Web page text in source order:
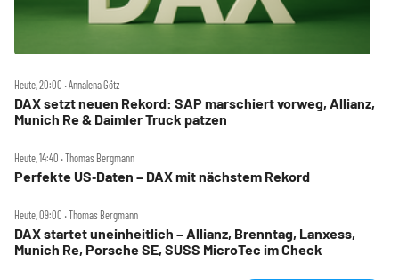
Heute, 20:00 ‧ Annalena Götz
DAX setzt neuen Rekord: SAP marschiert vorweg, Allianz,
Munich Re & Daimler Truck patzen
Heute, 14:40 ‧ Thomas Bergmann
Perfekte US‑Daten – DAX mit nächstem Rekord
Heute, 09:00 ‧ Thomas Bergmann
DAX startet uneinheitlich – Allianz, Brenntag, Lanxess,
Munich Re, Porsche SE, SUSS MicroTec im Check